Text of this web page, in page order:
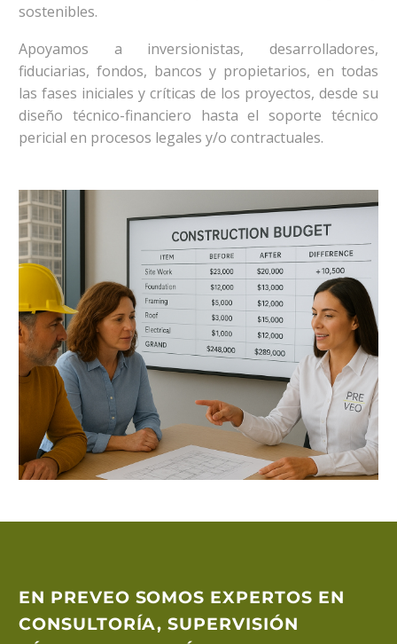
sostenibles.
Apoyamos a inversionistas, desarrolladores,
fiduciarias, fondos, bancos y propietarios, en todas
las fases iniciales y críticas de los proyectos, desde su
diseño técnico-financiero hasta el soporte técnico
pericial en procesos legales y/o contractuales.
EN PREVEO SOMOS EXPERTOS EN
CONSULTORÍA, SUPERVISIÓN